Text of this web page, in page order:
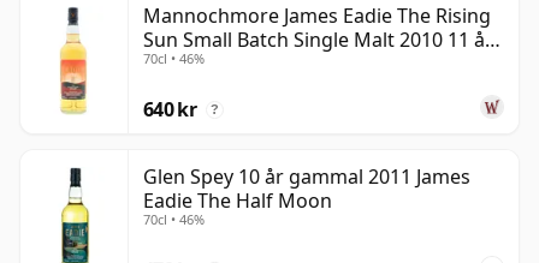
Mannochmore James Eadie The Rising
Sun Small Batch Single Malt 2010 11 år
gammal
70cl • 46%
640 kr ?
Glen Spey 10 år gammal 2011 James
Eadie The Half Moon
70cl • 46%